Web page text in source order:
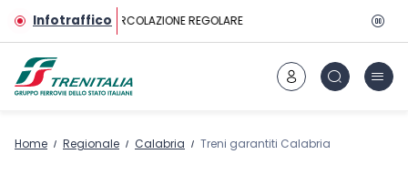
Vai al contenuto principale
InfotrafficoCIRCOLAZIONE REGOLARE
Home Regionale Calabria Treni garantiti Calabria